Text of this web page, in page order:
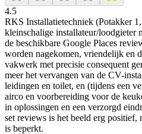
4.5
RKS Installatietechniek (Potakker
kleinschalige installateur/loodgieter
de beschikbare Google Places
worden nagekomen, vriendelijk en
vakwerk met precisie consequent
meer het vervangen van de CV-
leidingen en toilet, en (tijdens een
airco en voorbereiding voor de
in oplossingen en een verzorgd
set reviews is het beeld erg positief,
is beperkt.